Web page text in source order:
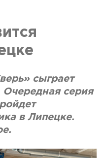
сыграет
серия
в Липецке.